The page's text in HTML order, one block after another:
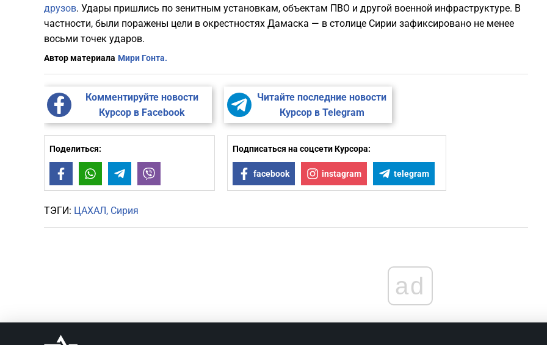
друзов. Удары пришлись по зенитным установкам, объектам ПВО и другой военной инфраструктуре. В
частности, были поражены цели в окрестностях Дамаска — в столице Сирии зафиксировано не менее
восьми точек ударов.
Автор материала Мири Гонта.
Комментируйте новости
Курсор в Facebook
Читайте последние новости
Курсор в Telegram
Поделиться:
FacebookWhatsAppTelegram
Подписаться на соцсети Курсора:
facebook instagram telegram
ТЭГИ: ЦАХАЛ Сирия
ad